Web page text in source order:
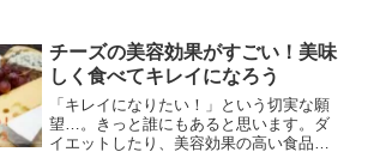
チーズの美容効果がすごい！美味
しく食べてキレイになろう
「キレイになりたい！」という切実な願
望…。きっと誰にもあると思います。ダ
イエットしたり、美容効果の高い食品を